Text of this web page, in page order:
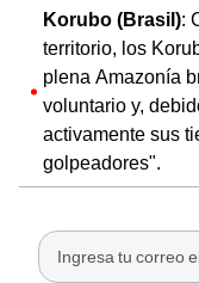
Korubo (Brasil):
territorio, los
plena Amazonía
voluntario y,
activamente sus
golpeadores".